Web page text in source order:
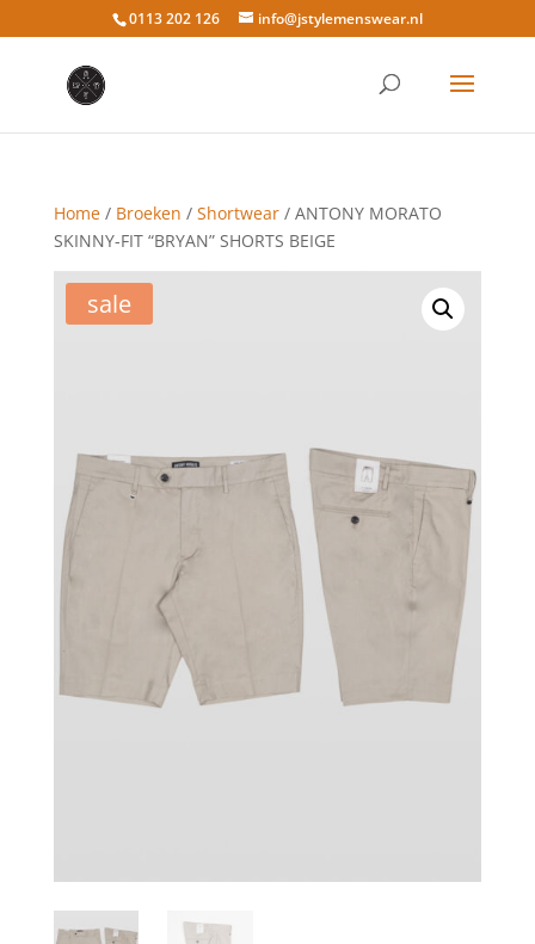
0113 202 126 info@jstylemenswear.nl
Home/ Broeken / Shortwear/ ANTONY MORATO
SKINNY-FIT “BRYAN” SHORTS BEIGE
sale